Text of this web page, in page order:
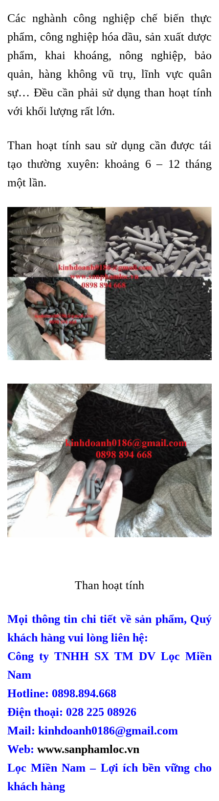
Các nghành công nghiệp chế biến thực
phẩm, công nghiệp hóa dầu, sản xuất dược
phẩm, khai khoáng, nông nghiệp, bảo
quản, hàng không vũ trụ, lĩnh vực quân
sự… Đều cần phải sử dụng than hoạt tính
với khối lượng rất lớn.
Than hoạt tính sau sử dụng cần được tái
tạo thường xuyên: khoảng 6 – 12 tháng
một lần.
Than hoạt tính
Mọi thông tin chi tiết về sản phẩm, Quý
khách hàng vui lòng liên hệ:
Công ty TNHH SX TM DV Lọc Miền
Nam
Hotline: 0898.894.668
Điện thoại: 028 225 08926
Mail: kinhdoanh0186@gmail.com
Web: www.sanphamloc.vn
Lọc Miền Nam – Lợi ích bền vững cho
khách hàng